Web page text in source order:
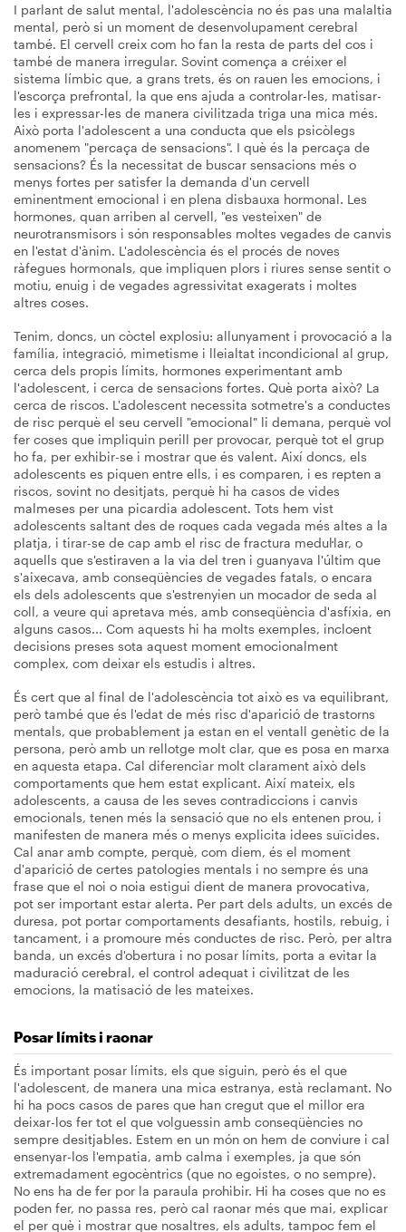
I parlant de salut mental, l'adolescència no és pas una malaltia
mental, però si un moment de desenvolupament cerebral
també. El cervell creix com ho fan la resta de parts del cos i
també de manera irregular. Sovint comença a créixer el
sistema límbic que, a grans trets, és on rauen les emocions, i
l'escorça prefrontal, la que ens ajuda a controlar-les, matisar-
les i expressar-les de manera civilitzada triga una mica més.
Això porta l'adolescent a una conducta que els psicòlegs
anomenem "percaça de sensacions". I què és la percaça de
sensacions? És la necessitat de buscar sensacions més o
menys fortes per satisfer la demanda d'un cervell
eminentment emocional i en plena disbauxa hormonal. Les
hormones, quan arriben al cervell, "es vesteixen" de
neurotransmisors i són responsables moltes vegades de canvis
en l'estat d'ànim. L'adolescència és el procés de noves
ràfegues hormonals, que impliquen plors i riures sense sentit o
motiu, enuig i de vegades agressivitat exagerats i moltes
altres coses.
Tenim, doncs, un còctel explosiu: allunyament i provocació a la
família, integració, mimetisme i lleialtat incondicional al grup,
cerca dels propis límits, hormones experimentant amb
l'adolescent, i cerca de sensacions fortes. Què porta això? La
cerca de riscos. L'adolescent necessita sotmetre's a conductes
de risc perquè el seu cervell "emocional" li demana, perquè vol
fer coses que impliquin perill per provocar, perquè tot el grup
ho fa, per exhibir-se i mostrar que és valent. Així doncs, els
adolescents es piquen entre ells, i es comparen, i es repten a
riscos, sovint no desitjats, perquè hi ha casos de vides
malmeses per una picardia adolescent. Tots hem vist
adolescents saltant des de roques cada vegada més altes a la
platja, i tirar-se de cap amb el risc de fractura medul·lar, o
aquells que s'estiraven a la via del tren i guanyava l'últim que
s'aixecava, amb conseqüències de vegades fatals, o encara
els dels adolescents que s'estrenyien un mocador de seda al
coll, a veure qui apretava més, amb conseqüència d'asfíxia, en
alguns casos... Com aquests hi ha molts exemples, incloent
decisions preses sota aquest moment emocionalment
complex, com deixar els estudis i altres.
És cert que al final de l'adolescència tot això es va equilibrant,
però també que és l'edat de més risc d'aparició de trastorns
mentals, que probablement ja estan en el ventall genètic de la
persona, però amb un rellotge molt clar, que es posa en marxa
en aquesta etapa. Cal diferenciar molt clarament això dels
comportaments que hem estat explicant. Així mateix, els
adolescents, a causa de les seves contradiccions i canvis
emocionals, tenen més la sensació que no els entenen prou, i
manifesten de manera més o menys explicita idees suïcides.
Cal anar amb compte, perquè, com diem, és el moment
d'aparició de certes patologies mentals i no sempre és una
frase que el noi o noia estigui dient de manera provocativa,
pot ser important estar alerta. Per part dels adults, un excés de
duresa, pot portar comportaments desafiants, hostils, rebuig, i
tancament, i a promoure més conductes de risc. Però, per altra
banda, un excés d'obertura i no posar límits, porta a evitar la
maduració cerebral, el control adequat i civilitzat de les
emocions, la matisació de les mateixes.
Posar límits i raonar
És important posar límits, els que siguin, però és el que
l'adolescent, de manera una mica estranya, està reclamant. No
hi ha pocs casos de pares que han cregut que el millor era
deixar-los fer tot el que volguessin amb conseqüències no
sempre desitjables. Estem en un món on hem de conviure i cal
ensenyar-los l'empatia, amb calma i exemples, ja que són
extremadament egocèntrics (que no egoistes, o no sempre).
No ens ha de fer por la paraula prohibir. Hi ha coses que no es
poden fer, no passa res, però cal raonar més que mai, explicar
el per què i mostrar que nosaltres, els adults, tampoc fem el